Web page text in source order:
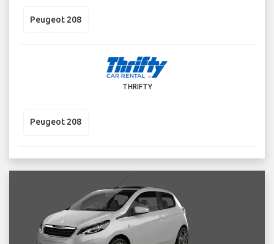
Peugeot 208
THRIFTY
Peugeot 208